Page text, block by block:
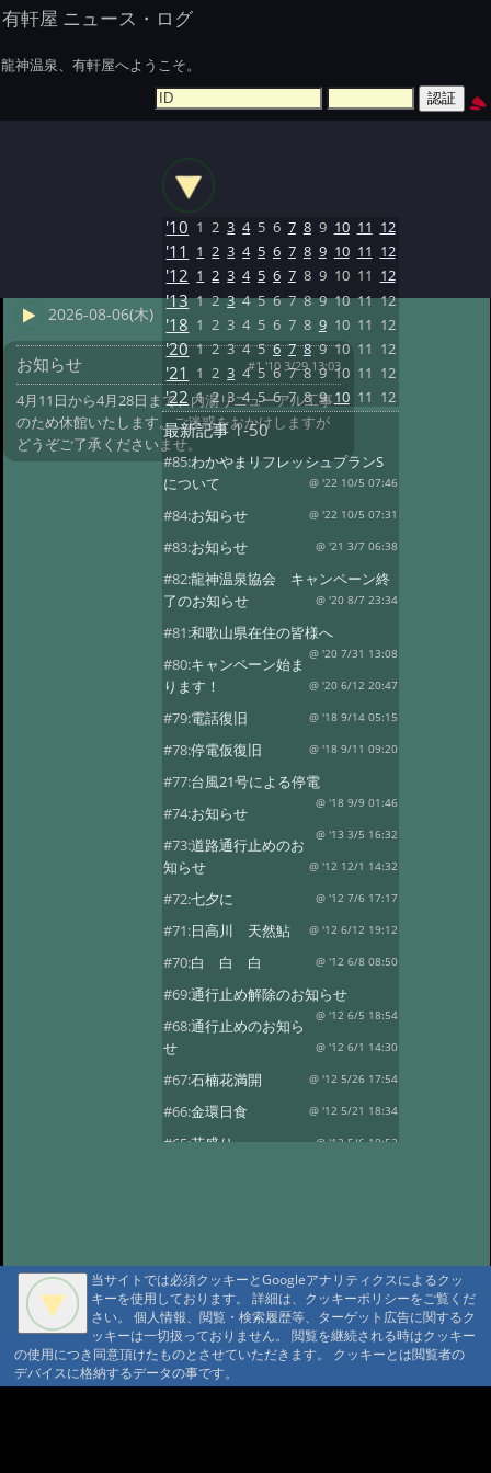
有軒屋 ニュース・ログ
龍神温泉、有軒屋へようこそ。
2026-08-06(木)
お知らせ #1 '10 3/29 13:03
4月11日から4月28日まで、内湯リニューアル工事
のため休館いたします。ご迷惑をおかけしますが
どうぞご了承くださいませ。
'10 1 2 3 4 5 6 7 8 9 10 11 12
'11 1 2 3 4 5 6 7 8 9 10 11 12
'12 1 2 3 4 5 6 7 8 9 10 11 12
'13 1 2 3 4 5 6 7 8 9 10 11 12
'18 1 2 3 4 5 6 7 8 9 10 11 12
'20 1 2 3 4 5 6 7 8 9 10 11 12
'21 1 2 3 4 5 6 7 8 9 10 11 12
'22 1 2 3 4 5 6 7 8 9 10 11 12
最新記事1-50
#85:わかやまリフレッシュプランS
について
@ '22 10/5 07:46
#84:お知らせ @ '22 10/5 07:31
#83:お知らせ @ '21 3/7 06:38
#82:龍神温泉協会 キャンペーン終
了のお知らせ
@ '20 8/7 23:34
#81:和歌山県在住の皆様へ
@ '20 7/31 13:08
#80:キャンペーン始ま
ります！
@ '20 6/12 20:47
#79:電話復旧 @ '18 9/14 05:15
#78:停電仮復旧 @ '18 9/11 09:20
#77:台風21号による停電
@ '18 9/9 01:46
#74:お知らせ
@ '13 3/5 16:32
#73:道路通行止めのお
知らせ
@ '12 12/1 14:32
#72:七夕に @ '12 7/6 17:17
#71:日高川 天然鮎 @ '12 6/12 19:12
#70:白 白 白 @ '12 6/8 08:50
#69:通行止め解除のお知らせ
@ '12 6/5 18:54
#68:通行止めのお知ら
せ
@ '12 6/1 14:30
#67:石楠花満開 @ '12 5/26 17:54
#66:金環日食 @ '12 5/21 18:34
#65:花盛り @ '12 5/6 19:52
#61:龍神温泉の観燈祭 @ '12 3/27 19:46
#60:春一番？ @ '12 3/24 18:38
#59:寒の戻り @ '12 3/13 18:41
#58:春を探して… @ '12 3/3 15:24
当サイトでは必須クッキーとGoogleアナリティクスによるクッ
キーを使用しております。 詳細は、クッキーポリシーをご覧くだ
さい。 個人情報、閲覧・検索履歴等、ターゲット広告に関するク
ッキーは一切扱っておりません。 閲覧を継続される時はクッキー
の使用につき同意頂けたものとさせていただきます。 クッキーとは閲覧者の
デバイスに格納するデータの事です。